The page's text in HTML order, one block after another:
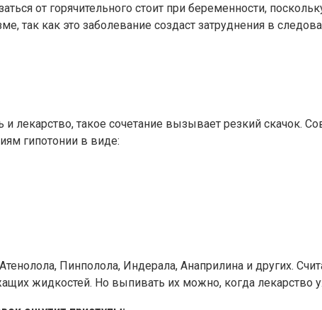
от горячительного стоит при беременности,
так как это заболевание создаст затруднения в
лекарство, такое сочетание вызывает резкий скачок.
гипотонии в виде:
Пинполола, Индерала, Анаприлина и других.
жидкостей. Но выпивать их можно, когда лекарство